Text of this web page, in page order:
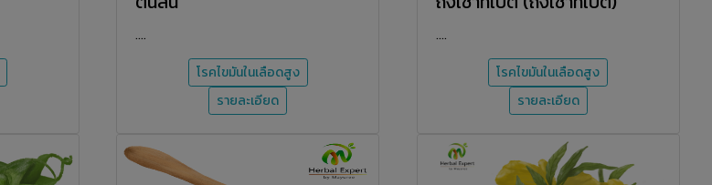
....
โรคไขมันในเลือดสูง
รายละเอียด
....
โรคไขมันในเลือดสูง
รายละเอียด